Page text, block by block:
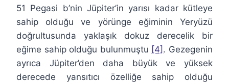
51 Pegasi b’nin Jüpiter’in yarısı kadar kütleye
sahip olduğu ve yörünge eğiminin Yeryüzü
doğrultusunda yaklaşık dokuz derecelik bir
eğime sahip olduğu bulunmuştu [4] . Gezegenin
ayrıca Jüpiter’den daha büyük ve yüksek
derecede yansıtıcı özelliğe sahip olduğu